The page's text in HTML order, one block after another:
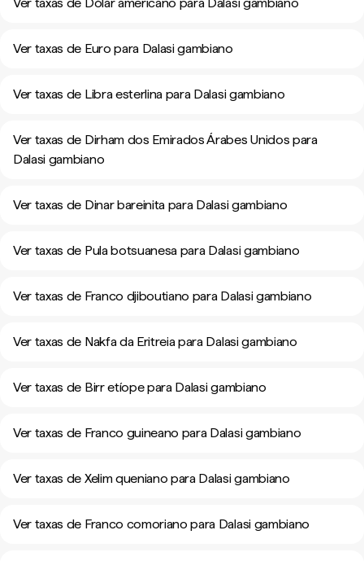
Ver taxas de Euro para Dalasi gambiano
Ver taxas de Libra esterlina para Dalasi gambiano
Ver taxas de Dirham dos Emirados Árabes Unidos para
Dalasi gambiano
Ver taxas de Dinar bareinita para Dalasi gambiano
Ver taxas de Pula botsuanesa para Dalasi gambiano
Ver taxas de Franco djiboutiano para Dalasi gambiano
Ver taxas de Nakfa da Eritreia para Dalasi gambiano
Ver taxas de Birr etíope para Dalasi gambiano
Ver taxas de Franco guineano para Dalasi gambiano
Ver taxas de Xelim queniano para Dalasi gambiano
Ver taxas de Franco comoriano para Dalasi gambiano